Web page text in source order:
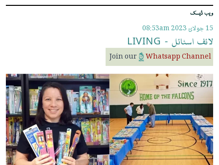
ویب ڈیسک
15 جولائ 2023 08:53am
لائف اسٹائل -
LIVING
Join our Whatsapp Channel